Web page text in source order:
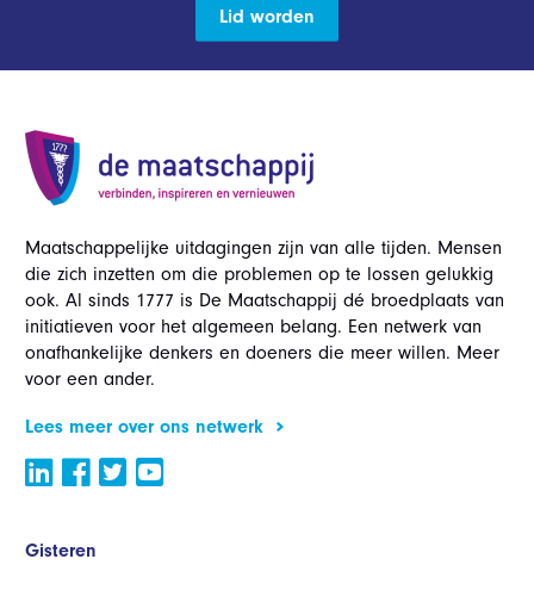
Lid worden
Maatschappelijke uitdagingen zijn van alle tijden. Mensen
die zich inzetten om die problemen op te lossen gelukkig
ook. Al sinds 1777 is De Maatschappij dé broedplaats van
initiatieven voor het algemeen belang. Een netwerk van
onafhankelijke denkers en doeners die meer willen. Meer
voor een ander.
Lees meer over ons netwerk
Gisteren